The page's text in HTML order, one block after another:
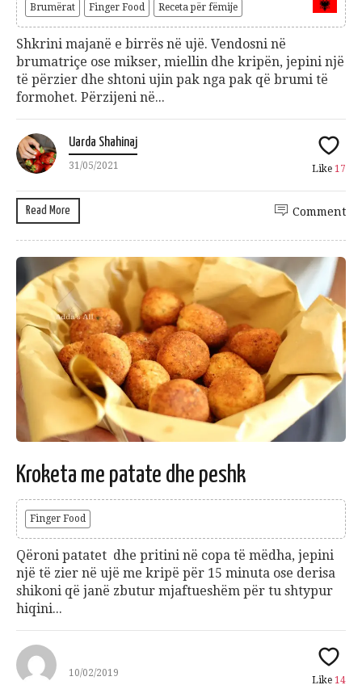
Brumërat Finger Food Receta për fëmije
Shkrini majanë e birrës në ujë. Vendosni në
brumatriçe ose mikser, miellin dhe kripën, jepini një
të përzier dhe shtoni ujin pak nga pak që brumi të
formohet. Përzijeni në...
Uarda Shahinaj
31/05/2021 Like 17
Read More Comment
Kroketa me patate dhe peshk
Finger Food
Qëroni patatet dhe pritini në copa të mëdha, jepini
një të zier në ujë me kripë për 15 minuta ose derisa
shikoni që janë zbutur mjaftueshëm për tu shtypur
hiqini...
10/02/2019
Like 14